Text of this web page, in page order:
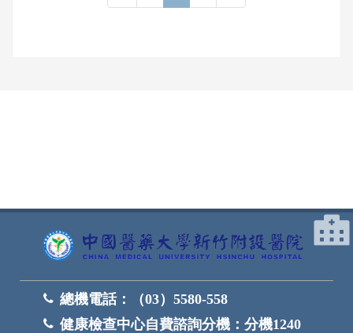
總機電話：
（03）5580-558
健康檢查中心自費諮詢分機： 分機1240